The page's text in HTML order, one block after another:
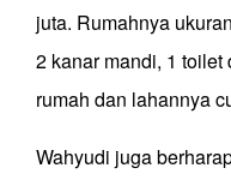
juta. Rumahnya
2 kanar mandi, 1 toilet
rumah dan lahannya
Wahyudi juga